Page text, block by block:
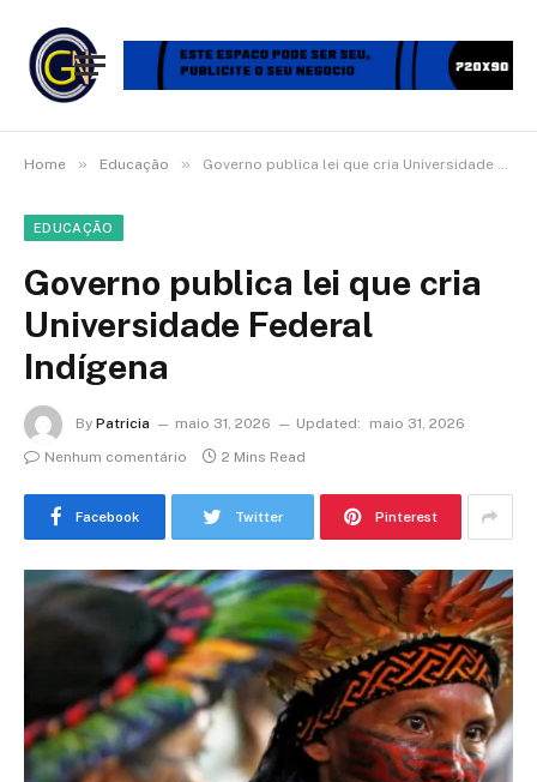
Home » Educação » Governo publica lei que cria Universidade Federal Indígena
EDUCAÇÃO
Governo publica lei que cria
Universidade Federal
Indígena
By Patricia maio 31, 2026 Updated:
maio 31, 2026
Nenhum comentário
2 Mins Read
Facebook Twitter Pinterest